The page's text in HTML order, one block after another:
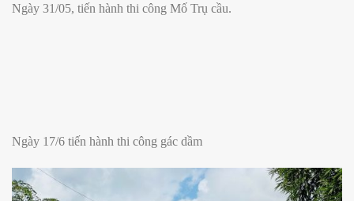
Ngày 31/05, tiến hành thi công Mố Trụ cầu.
Ngày 17/6 tiến hành thi công gác dầm